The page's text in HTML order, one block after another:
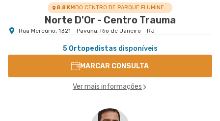
8.8 KM DO CENTRO DE PARQUE FLUMINENSE
Norte D'Or - Centro Trauma
Rua Mercúrio, 1321 - Pavuna, Rio de Janeiro - RJ
5 Ortopedistas disponíveis
MARCAR CONSULTA
Ver mais informações